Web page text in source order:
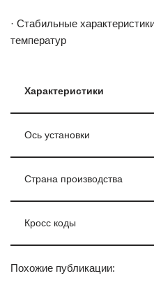
· Стабильные
температур
Характеристики
Ось установки
Страна производства
Кросс коды
Похожие публикации: